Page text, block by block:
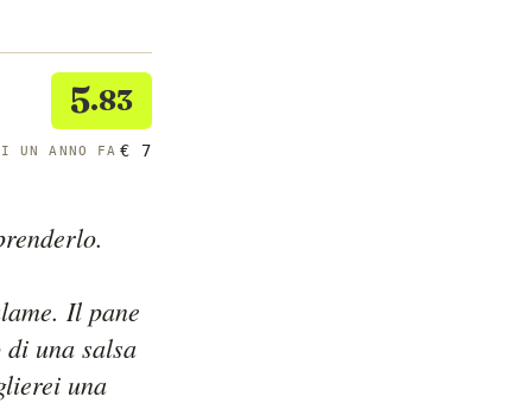
5.83
UN ANNO FA € 7
Il pane
di una salsa
una